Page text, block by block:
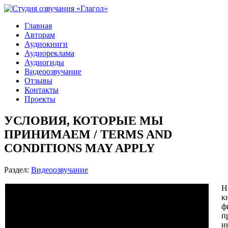
Главная
Авторам
Аудиокниги
Аудиореклама
Аудиогиды
Видеоозвучание
Отзывы
Контакты
Проекты
УСЛОВИЯ, КОТОРЫЕ МЫ
ПРИНИМАЕМ / TERMS AND
CONDITIONS MAY APPLY
Раздел: Видеоозвучание